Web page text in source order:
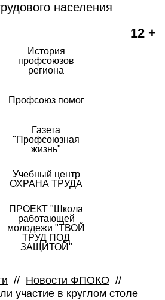
населения
12 +
История
профсоюзов
региона
Профсоюз помог
Газета
"Профсоюзная
жизнь"
Учебный центр
ОХРАНА ТРУДА
ПРОЕКТ "Школа
работающей
молодежи "ТВОЙ
ТРУД ПОД
ЗАЩИТОЙ"
// Новости ФПОКО //
участие в круглом столе